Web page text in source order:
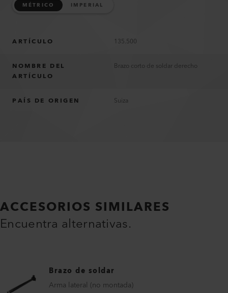
MÉTRICO IMPERIAL
ARTÍCULO 135.500
NOMBRE DEL
ARTÍCULO
Brazo corto de soldar derecho
PAÍS DE ORIGEN Suiza
ACCESORIOS SIMILARES
Encuentra alternativas.
Brazo de soldar
Arma lateral (no montada)